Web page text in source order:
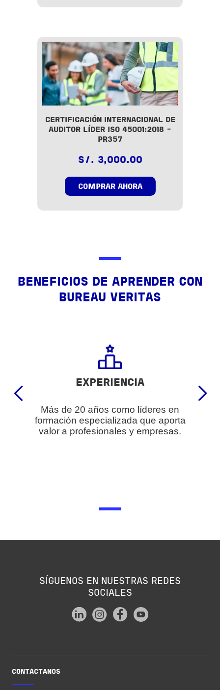
CERTIFICACIÓN INTERNACIONAL DE
AUDITOR LÍDER ISO 45001:2018 -
PR357
S/. 3,000.00
COMPRAR AHORA
BENEFICIOS DE APRENDER CON
BUREAU VERITAS
EXPERIENCIA
Más de 20 años como líderes en
formación especializada que aporta
valor a profesionales y empresas.
SÍGUENOS EN NUESTRAS REDES
SOCIALES
CONTÁCTANOS